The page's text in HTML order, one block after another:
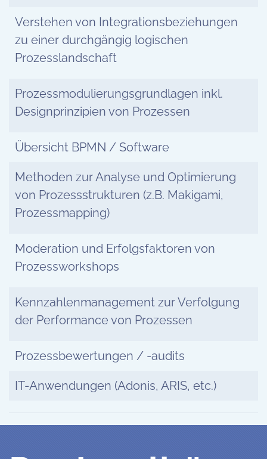
Verstehen von Integrationsbeziehungen
zu einer durchgängig logischen
Prozesslandschaft
Prozessmodulierungsgrundlagen inkl.
Designprinzipien von Prozessen
Übersicht BPMN / Software
Methoden zur Analyse und Optimierung
von Prozessstrukturen (z.B. Makigami,
Prozessmapping)
Moderation und Erfolgsfaktoren von
Prozessworkshops
Kennzahlenmanagement zur Verfolgung
der Performance von Prozessen
Prozessbewertungen / -audits
IT-Anwendungen (Adonis, ARIS, etc.)